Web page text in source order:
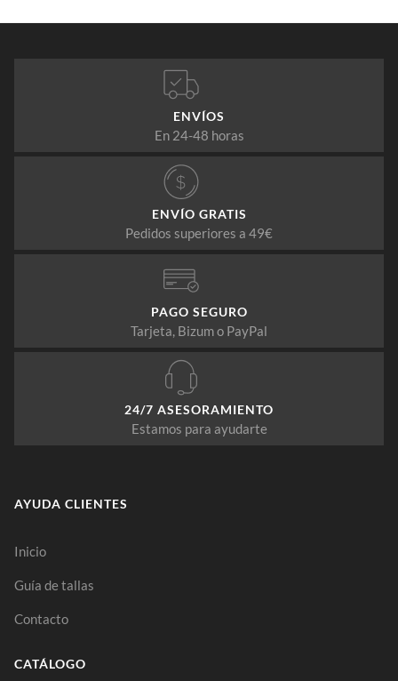
ENVÍOS
En 24-48 horas
ENVÍO GRATIS
Pedidos superiores a 49€
PAGO SEGURO
Tarjeta, Bizum o PayPal
24/7 ASESORAMIENTO
Estamos para ayudarte
AYUDA CLIENTES
Inicio
Guía de tallas
Contacto
CATÁLOGO